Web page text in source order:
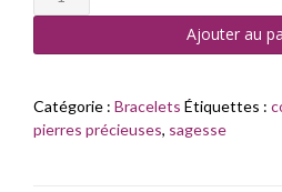
de
Kâma
Ajouter au
Catégorie : Bracelets Étiquettes :
pierres précieuses, sagesse